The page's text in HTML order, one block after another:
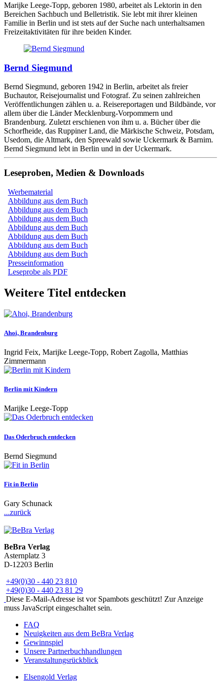
Marijke Leege-Topp, geboren 1980, arbeitet als Lektorin in den
Bereichen Sachbuch und Belletristik. Sie lebt mit ihrer kleinen
Familie in Berlin und ist stets auf der Suche nach unterhaltsamen
Freizeitaktivitäten für ihre beiden Kinder.
Bernd Siegmund
Bernd Siegmund, geboren 1942 in Berlin, arbeitet als freier
Buchautor, Reisejournalist und Fotograf. Zu seinen zahlreichen
Veröffentlichungen zählen u. a. Reisereportagen und Bildbände, vor
allem über die Länder Mecklenburg-Vorpommern und
Brandenburg. Zuletzt erschienen von ihm u. a. Bücher über die
Schorfheide, das Ruppiner Land, die Märkische Schweiz, Potsdam,
Usedom, die Altmark, den Spreewald sowie Uckermark & Barnim.
Bernd Siegmund lebt in Berlin und in der Uckermark.
Leseproben, Medien & Downloads
Werbematerial
Abbildung aus dem Buch
Abbildung aus dem Buch
Abbildung aus dem Buch
Abbildung aus dem Buch
Abbildung aus dem Buch
Abbildung aus dem Buch
Abbildung aus dem Buch
Presseinformation
Leseprobe als PDF
Weitere Titel entdecken
Ahoi, Brandenburg
Ingrid Feix, Marijke Leege-Topp, Robert Zagolla, Matthias
Zimmermann
Berlin mit Kindern
Marijke Leege-Topp
Das Oderbruch entdecken
Bernd Siegmund
Fit in Berlin
Gary Schunack
...zurück
BeBra Verlag
Asternplatz 3
D-12203 Berlin
+49(0)30 - 440 23 810
+49(0)30 - 440 23 81 29
Diese E-Mail-Adresse ist vor Spambots geschützt! Zur Anzeige
muss JavaScript eingeschaltet sein.
FAQ
Neuigkeiten aus dem BeBra Verlag
Gewinnspiel
Unsere Partnerbuchhandlungen
Veranstaltungsrückblick
Elsengold Verlag